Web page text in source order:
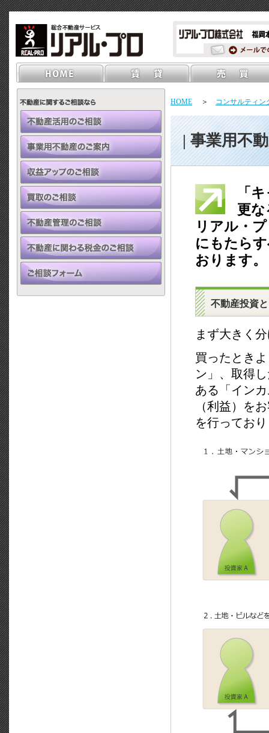
HOME ＞ コンサルティン
| 事業用不
「
更
リアル・
にもたら
おります。
不動産投資
まず大きく
買ったとき
ン」、取得
ある「イン
（利益）を
を行ってお